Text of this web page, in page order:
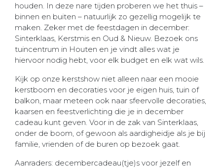
houden. In deze nare tijden proberen we het thuis –
binnen en buiten – natuurlijk zo gezellig mogelijk te
maken. Zeker met de feestdagen in december:
Sinterklaas, Kerstmis en Oud & Nieuw. Bezoek ons
tuincentrum in Houten en je vindt alles wat je
hiervoor nodig hebt, voor elk budget en elk wat wils.
Kijk op onze kerstshow niet alleen naar een mooie
kerstboom en decoraties voor je eigen huis, tuin of
balkon, maar meteen ook naar sfeervolle decoraties,
kaarsen en feestverlichting die je in december
cadeau kunt geven. Voor in de zak van Sinterklaas,
onder de boom, of gewoon als aardigheidje als je bij
familie, vrienden of de buren op bezoek gaat.
Aanraders: decembercadeau(tje)s voor jezelf en